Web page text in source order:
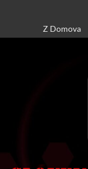
content
Z Domova